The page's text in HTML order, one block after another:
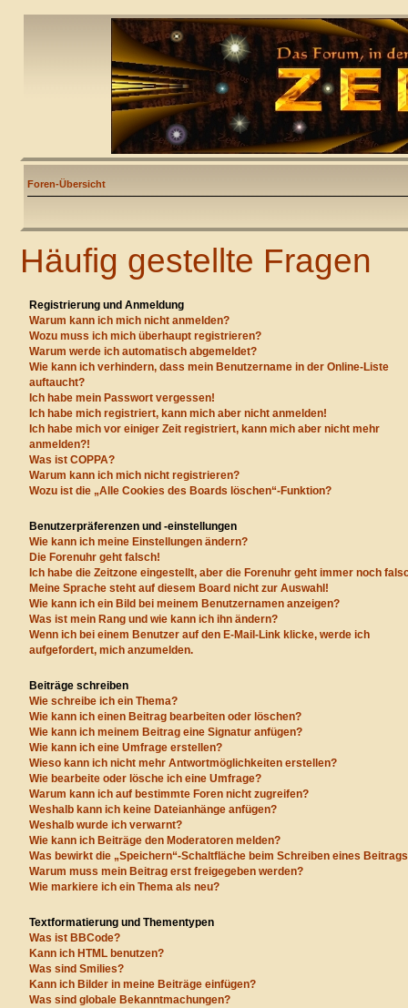
Foren-Übersicht
Häufig gestellte Fragen
Registrierung und Anmeldung
Warum kann ich mich nicht anmelden?
Wozu muss ich mich überhaupt registrieren?
Warum werde ich automatisch abgemeldet?
Wie kann ich verhindern, dass mein Benutzername in der Online-Liste
auftaucht?
Ich habe mein Passwort vergessen!
Ich habe mich registriert, kann mich aber nicht anmelden!
Ich habe mich vor einiger Zeit registriert, kann mich aber nicht mehr
anmelden?!
Was ist COPPA?
Warum kann ich mich nicht registrieren?
Wozu ist die „Alle Cookies des Boards löschen“-Funktion?
Benutzerpräferenzen und -einstellungen
Wie kann ich meine Einstellungen ändern?
Die Forenuhr geht falsch!
Ich habe die Zeitzone eingestellt, aber die Forenuhr geht immer noch
Meine Sprache steht auf diesem Board nicht zur Auswahl!
Wie kann ich ein Bild bei meinem Benutzernamen anzeigen?
Was ist mein Rang und wie kann ich ihn ändern?
Wenn ich bei einem Benutzer auf den E-Mail-Link klicke, werde ich
aufgefordert, mich anzumelden.
Beiträge schreiben
Wie schreibe ich ein Thema?
Wie kann ich einen Beitrag bearbeiten oder löschen?
Wie kann ich meinem Beitrag eine Signatur anfügen?
Wie kann ich eine Umfrage erstellen?
Wieso kann ich nicht mehr Antwortmöglichkeiten erstellen?
Wie bearbeite oder lösche ich eine Umfrage?
Warum kann ich auf bestimmte Foren nicht zugreifen?
Weshalb kann ich keine Dateianhänge anfügen?
Weshalb wurde ich verwarnt?
Wie kann ich Beiträge den Moderatoren melden?
Was bewirkt die „Speichern“-Schaltfläche beim Schreiben eines
Warum muss mein Beitrag erst freigegeben werden?
Wie markiere ich ein Thema als neu?
Textformatierung und Thementypen
Was ist BBCode?
Kann ich HTML benutzen?
Was sind Smilies?
Kann ich Bilder in meine Beiträge einfügen?
Was sind globale Bekanntmachungen?